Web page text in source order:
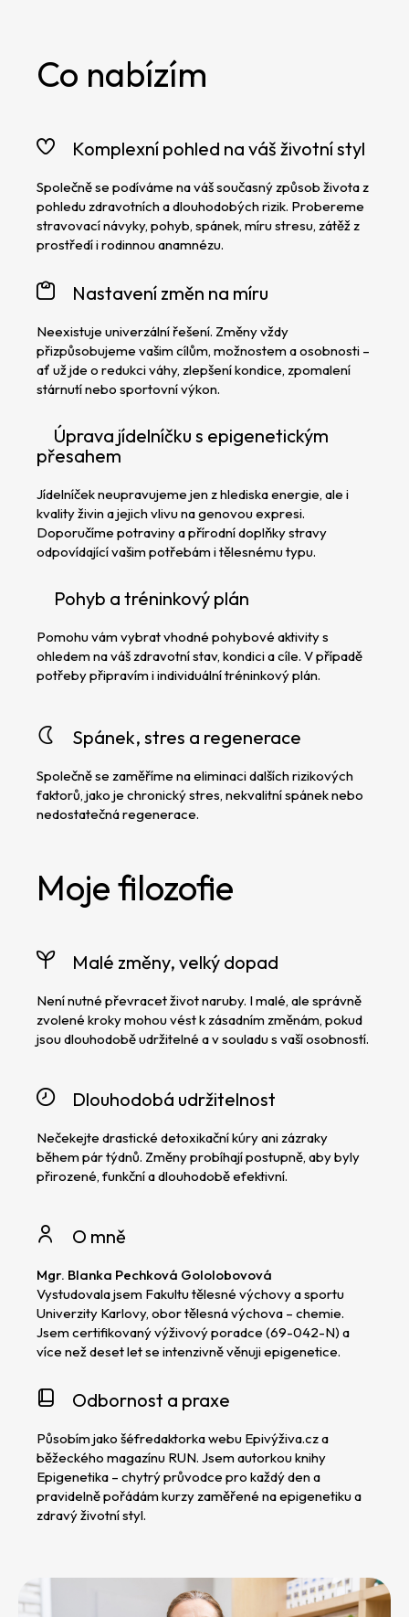
Co nabízím
Komplexní pohled na váš životní styl
Společně se podíváme na váš současný způsob života z
pohledu zdravotních a dlouhodobých rizik. Probereme
stravovací návyky, pohyb, spánek, míru stresu, zátěž z
prostředí i rodinnou anamnézu.
Nastavení změn na míru
Neexistuje univerzální řešení. Změny vždy
přizpůsobujeme vašim cílům, možnostem a osobnosti –
ať už jde o redukci váhy, zlepšení kondice, zpomalení
stárnutí nebo sportovní výkon.
Úprava jídelníčku s epigenetickým
přesahem
Jídelníček neupravujeme jen z hlediska energie, ale i
kvality živin a jejich vlivu na genovou expresi.
Doporučíme potraviny a přírodní doplňky stravy
odpovídající vašim potřebám i tělesnému typu.
Pohyb a tréninkový plán
Pomohu vám vybrat vhodné pohybové aktivity s
ohledem na váš zdravotní stav, kondici a cíle. V případě
potřeby připravím i individuální tréninkový plán.
Spánek, stres a regenerace
Společně se zaměříme na eliminaci dalších rizikových
faktorů, jako je chronický stres, nekvalitní spánek nebo
nedostatečná regenerace.
Moje filozofie
Malé změny, velký dopad
Není nutné převracet život naruby. I malé, ale správně
zvolené kroky mohou vést k zásadním změnám, pokud
jsou dlouhodobě udržitelné a v souladu s vaší osobností.
Dlouhodobá udržitelnost
Nečekejte drastické detoxikační kúry ani zázraky
během pár týdnů. Změny probíhají postupně, aby byly
přirozené, funkční a dlouhodobě efektivní.
O mně
Mgr. Blanka Pechková Gololobovová
Vystudovala jsem Fakultu tělesné výchovy a sportu
Univerzity Karlovy, obor tělesná výchova – chemie.
Jsem certifikovaný výživový poradce (69-042-N) a
více než deset let se intenzivně věnuji epigenetice.
Odbornost a praxe
Působím jako šéfredaktorka webu Epivýživa.cz a
běžeckého magazínu RUN. Jsem autorkou knihy
Epigenetika – chytrý průvodce pro každý dena
pravidelně pořádám kurzy zaměřené na epigenetiku a
zdravý životní styl.